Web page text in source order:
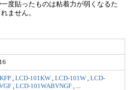
度貼ったものは粘着力が弱くなるた
ません。
,LCD-101KW ,LCD-101W ,LCD-
,LCD-101WABVNGF